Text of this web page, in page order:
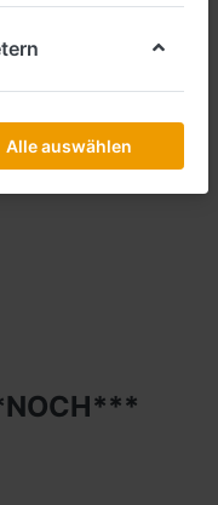
Alle auswählen